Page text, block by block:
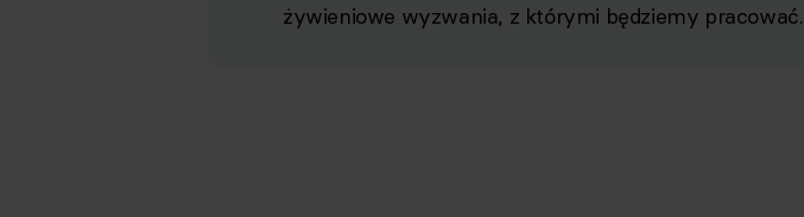
żywieniowe wyzwania, z którymi będziemy pracować.